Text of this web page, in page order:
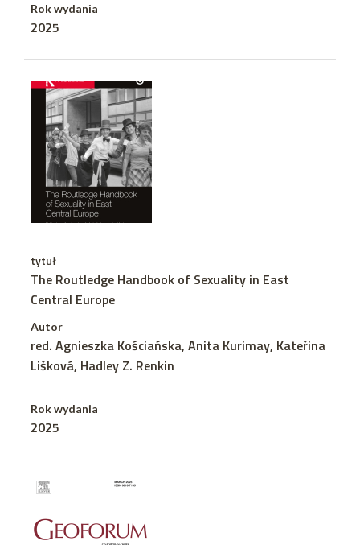
Rok wydania
2025
tytuł
The Routledge Handbook of Sexuality in East
Central Europe
Autor
red. Agnieszka Kościańska, Anita Kurimay, Kateřina
Lišková, Hadley Z. Renkin
Rok wydania
2025